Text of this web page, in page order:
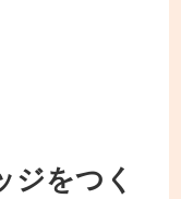
ジをつく